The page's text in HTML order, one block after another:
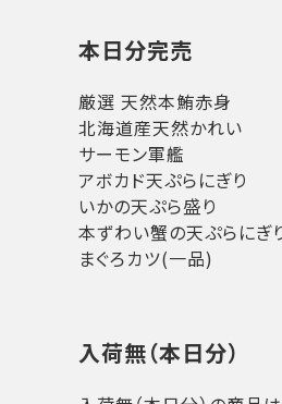
本日分完売
厳選 天然本鮪赤身
北海道産天然かれい
サーモン軍艦
アボカド天ぷらにぎり
いかの天ぷら盛り
本ずわい蟹の天ぷらにぎ
まぐろカツ(一品)
入荷無（本日分）